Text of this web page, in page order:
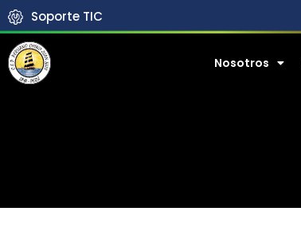
Soporte TIC
Nosotros